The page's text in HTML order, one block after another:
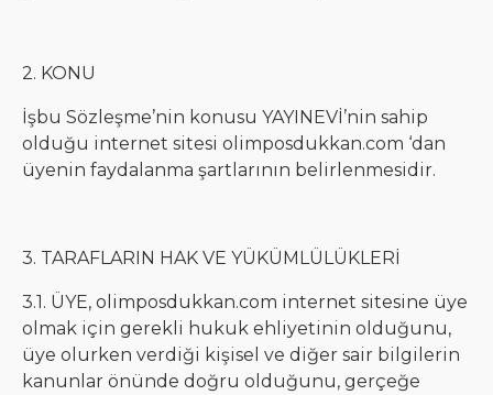
2. KONU
İşbu Sözleşme’nin konusu YAYINEVİ’nin sahip
olduğu internet sitesi olimposdukkan.com ‘dan
üyenin faydalanma şartlarının belirlenmesidir.
3. TARAFLARIN HAK VE YÜKÜMLÜLÜKLERİ
3.1. ÜYE, olimposdukkan.com internet sitesine üye
olmak için gerekli hukuk ehliyetinin olduğunu,
üye olurken verdiği kişisel ve diğer sair bilgilerin
kanunlar önünde doğru olduğunu, gerçeğe